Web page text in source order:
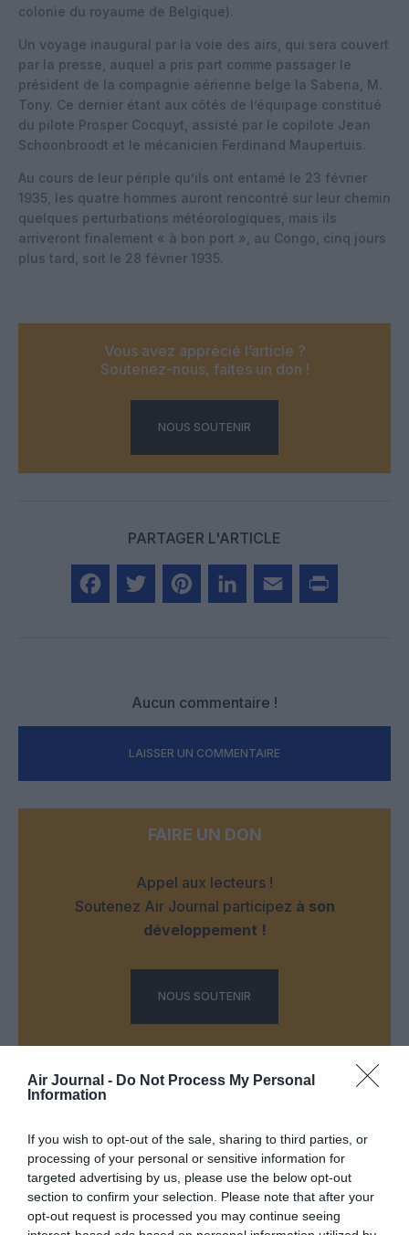
Air Journal - Do Not Process My Personal
Information
If you wish to opt-out of the sale, sharing to third parties, or
processing of your personal or sensitive information for
targeted advertising by us, please use the below opt-out
section to confirm your selection. Please note that after your
opt-out request is processed you may continue seeing
colonie du royaume de Belgique).
Un voyage inaugural par la voie des airs, qui sera couvert
par la presse, auquel a pris part comme passager le
président de la compagnie aérienne belge la Sabena, M.
Tony. Ce dernier étant aux côtés de l’équipage constitué
du pilote Prosper Cocquyt, assisté par le copilote Jean
Schoonbroodt et le mécanicien Ferdinand Maupertuis.
Au cours de leur périple qu’ils ont entamé le 23 février
1935, les quatre hommes auront rencontré sur leur chemin
quelques perturbations météorologiques, mais ils
arriveront finalement « à bon port », au Congo, cinq jours
plus tard, soit le 28 février 1935.
Vous avez apprécié l’article ?
Soutenez-nous, faites un don !
NOUS SOUTENIR
PARTAGER L'ARTICLE
Aucun commentaire !
LAISSER UN COMMENTAIRE
FAIRE UN DON
Appel aux lecteurs !
Soutenez Air Journal participez à son
développement !
NOUS SOUTENIR
DERNIERS COMMENTAIRES
Djma commenté l'article :